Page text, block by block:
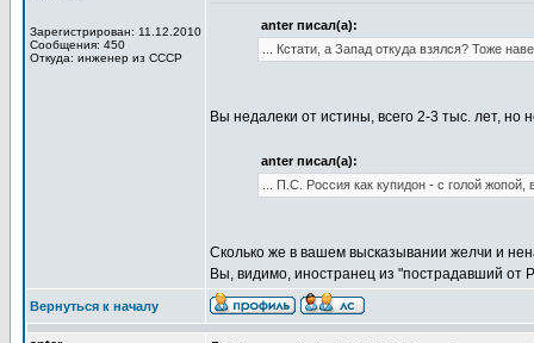
Зарегистрирован: 11.12.2010
Сообщения: 450
Откуда: инженер из СССР
anter писал(а):
... Кстати, а Запад откуда взялся? Тоже
Вы недалеки от истины, всего 2-3 тыс. лет,
anter писал(а):
... П.С. Россия как купидон - с голой
Сколько же в вашем высказывании желчи и
Вы, видимо, иностранец из "пострадавший от
Вернуться к началу